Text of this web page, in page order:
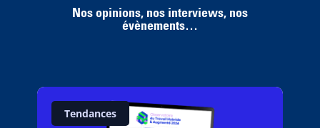
Nos opinions, nos interviews, nos
évènements…
Tendances